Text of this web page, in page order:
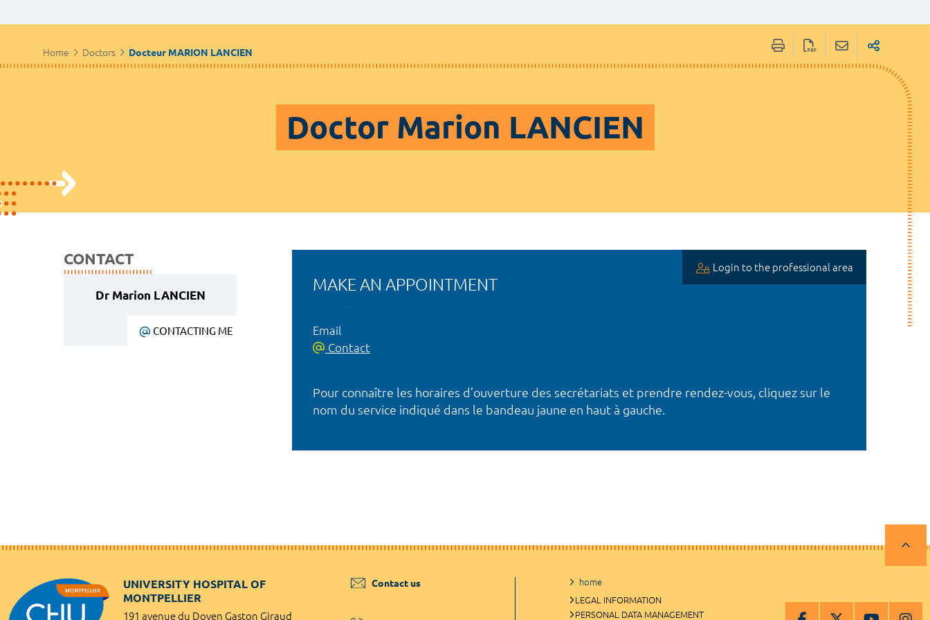
Home Doctors Docteur MARION LANCIEN
Doctor Marion LANCIEN
CONTACT
Dr Marion LANCIEN
CONTACTING ME
MAKE AN APPOINTMENT
Login to the professional area
Email
Contact
Pour connaître les horaires d’ouverture des secrétariats et prendre rendez-vous, cliquez sur le
nom du service indiqué dans le bandeau jaune en haut à gauche.
UNIVERSITY HOSPITAL OF
MONTPELLIER
191 avenue du Doyen Gaston Giraud
Contact us
home
LEGAL INFORMATION
PERSONAL DATA MANAGEMENT